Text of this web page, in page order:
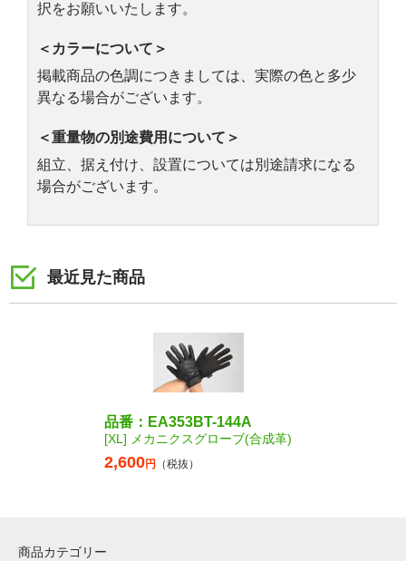
択をお願いいたします。
＜カラーについて＞
掲載商品の色調につきましては、実際の色と多少
異なる場合がございます。
＜重量物の別途費用について＞
組立、据え付け、設置については別途請求になる
場合がございます。
最近見た商品
品番：EA353BT-144A
[XL] メカニクスグローブ(合成革)
2,600円 （税抜）
商品カテゴリー